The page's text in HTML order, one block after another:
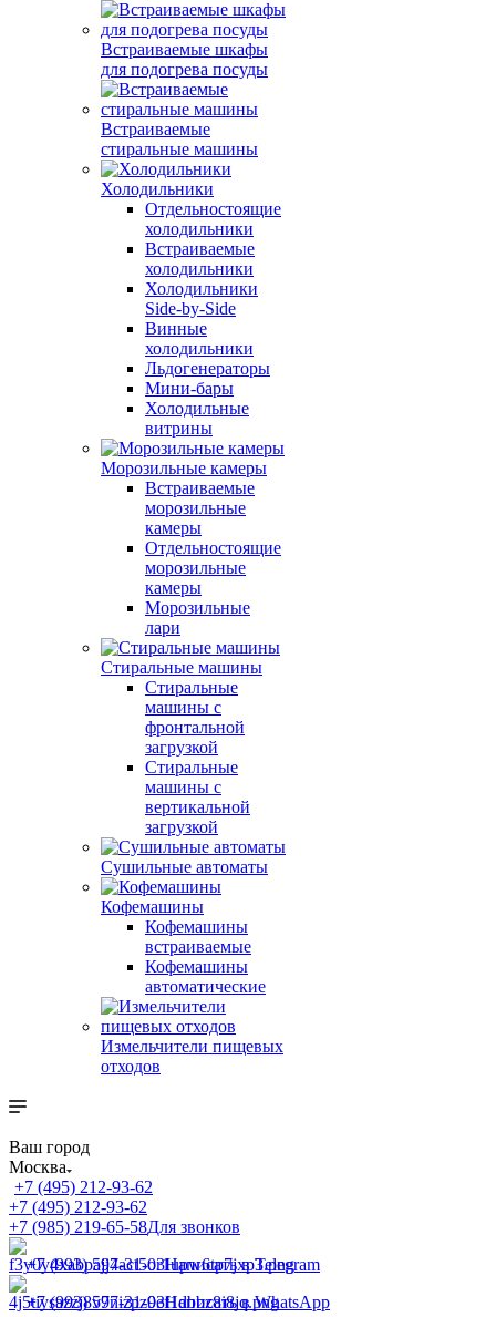
Встраиваемые шкафы
для подогрева посуды
Встраиваемые
стиральные машины
Холодильники
Отдельностоящие
холодильники
Встраиваемые
холодильники
Холодильники
Side-by-Side
Винные
холодильники
Льдогенераторы
Мини-бары
Холодильные
витрины
Морозильные камеры
Встраиваемые
морозильные
камеры
Отдельностоящие
морозильные
камеры
Морозильные
лари
Стиральные машины
Стиральные
машины с
фронтальной
загрузкой
Стиральные
машины с
вертикальной
загрузкой
Сушильные автоматы
Кофемашины
Кофемашины
встраиваемые
Кофемашины
автоматические
Измельчители пищевых
отходов
Ваш город
Москва
+7 (495) 212-93-62
+7 (495) 212-93-62
+7 (985) 219-65-58Для звонков
+7 (993) 597-31-03Написать в Telegram
+7 (993) 597-31-03Написать в WhatsApp